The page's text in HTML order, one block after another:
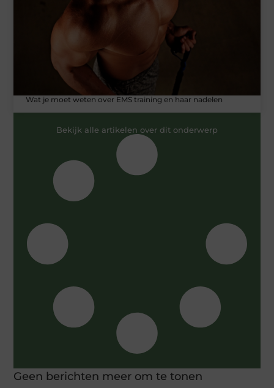
Wat je moet weten over EMS training en haar nadelen
Bekijk alle artikelen over dit onderwerp
Geen berichten meer om te tonen